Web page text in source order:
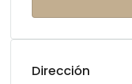
Dirección